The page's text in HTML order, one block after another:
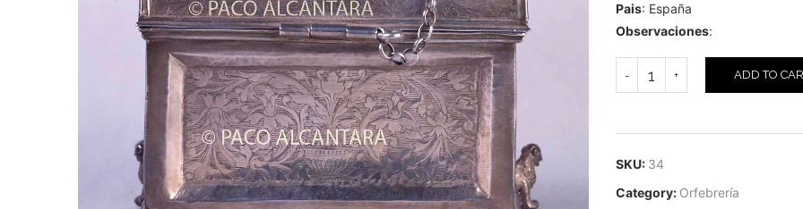
Pais: España
Observaciones:
ADD TO
SKU: 34
Category: Orfebrería